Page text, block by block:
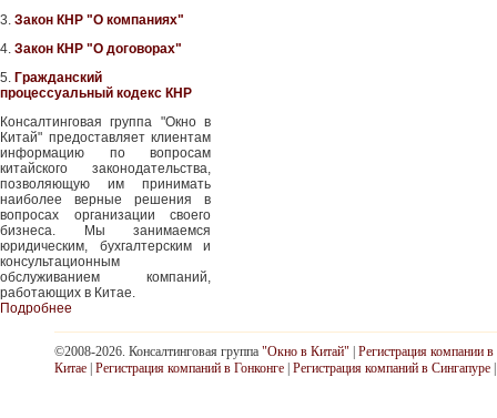
3. Закон КНР "О компаниях"
4. Закон КНР "О договорах"
5. Гражданский
процессуальный кодекс КНР
Консалтинговая группа "Окно в
Китай" предоставляет клиентам
информацию по вопросам
китайского законодательства,
позволяющую им принимать
наиболее верные решения в
вопросах организации своего
бизнеса. Мы занимаемся
юридическим, бухгалтерским и
консультационным
обслуживанием компаний,
работающих в Китае.
Подробнее
©2008-2026. Консалтинговая группа "Окно в Китай" | Регистрация компании в
Китае | Регистрация компаний в Гонконге | Регистрация компаний в Сингапуре